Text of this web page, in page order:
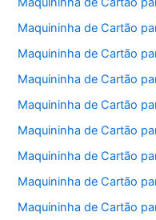
Maquininha de Cartão
Maquininha de Cartão
Maquininha de Cartão
Maquininha de Cartão
Maquininha de Cartão
Maquininha de Cartão
Maquininha de Cartão
Maquininha de Cartão